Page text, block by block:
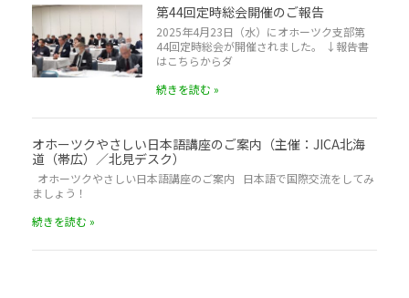
第44回定時総会開催のご報告
2025年4月23日（水）にオホーツク支部第
44回定時総会が開催されました。 ↓報告書
はこちらからダ
続きを読む »
オホーツクやさしい日本語講座のご案内（主催：JICA北海
道（帯広）／北見デスク）
オホーツクやさしい日本語講座のご案内 日本語で国際交流をしてみ
ましょう！
続きを読む »